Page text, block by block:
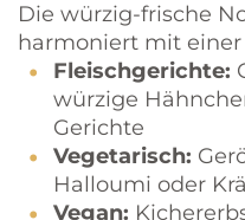
Die würzig-frische
harmoniert mit einer
Fleischgerichte:
würzige
Gerichte
Vegetarisch:
Halloumi oder
Vegan: